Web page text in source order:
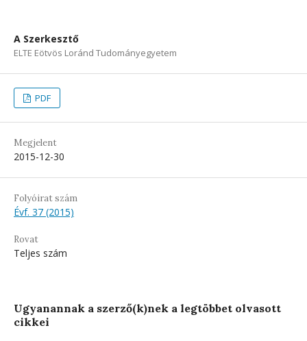
A Szerkesztő
ELTE Eötvös Loránd Tudományegyetem
PDF
Megjelent
2015-12-30
Folyóirat szám
Évf. 37 (2015)
Rovat
Teljes szám
Ugyanannak a szerző(k)nek a legtöbbet olvasott
cikkei